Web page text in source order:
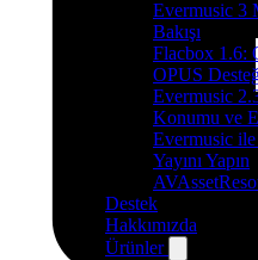
Evermusic 3
Bakışı
Flacbox 1.6:
OPUS
Evermusic
Konumu ve
Evermusic
Yayını Yapın
Destek
Hakkımızda
Ürünler